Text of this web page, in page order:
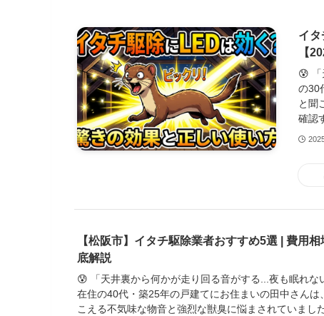
イ
【
😰 「
の30
と聞
確認
【松阪市】イタチ駆除業者おすすめ5選 | 費用
底解説
😰 「天井裏から何かが走り回る音がする...夜も眠れな
在住の40代・築25年の戸建てにお住まいの田中さんは
こえる不気味な物音と強烈な獣臭に悩まされていまし